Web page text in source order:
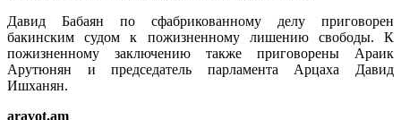
Давид Бабаян по сфабрикованному делу приговорен
бакинским судом к пожизненному лишению свободы. К
пожизненному заключению также приговорены Араик
Арутюнян и председатель парламента Арцаха Давид
Ишханян.
aravot.am